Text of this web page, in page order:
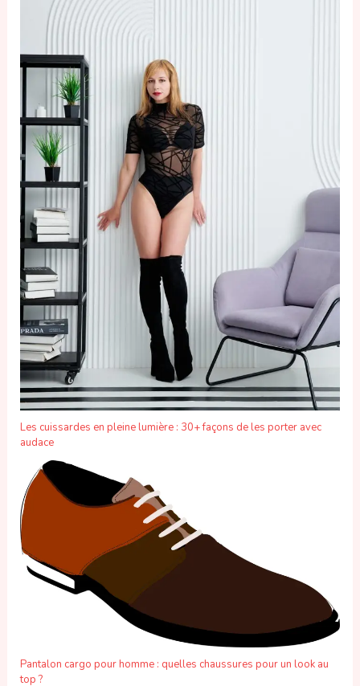
Les cuissardes en pleine lumière : 30+ façons de les porter avec
audace
Pantalon cargo pour homme : quelles chaussures pour un look au
top ?